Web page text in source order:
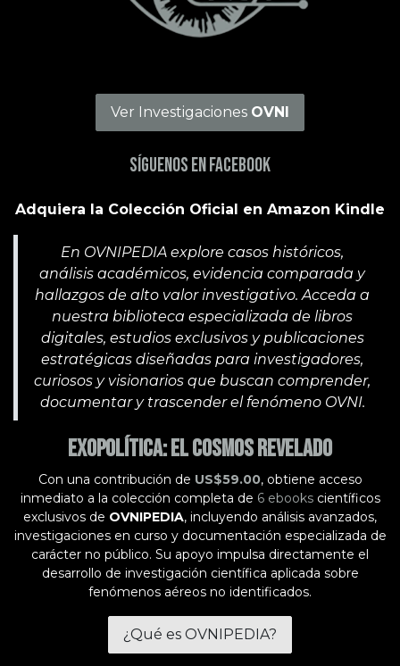
Ver Investigaciones OVNI
Síguenos en Facebook
Adquiera la Colección Oficial en Amazon Kindle
En OVNIPEDIA explore casos históricos,
análisis académicos, evidencia comparada y
hallazgos de alto valor investigativo. Acceda a
nuestra biblioteca especializada de libros
digitales, estudios exclusivos y publicaciones
estratégicas diseñadas para investigadores,
curiosos y visionarios que buscan comprender,
documentar y trascender el fenómeno OVNI.
Exopolítica: El Cosmos Revelado
Con una contribución de US$59.00, obtiene acceso
inmediato a la colección completa de 6 ebookscientíficos
exclusivos de OVNIPEDIA, incluyendo análisis avanzados,
investigaciones en curso y documentación especializada de
carácter no público. Su apoyo impulsa directamente el
desarrollo de investigación científica aplicada sobre
fenómenos aéreos no identificados.
¿Qué es OVNIPEDIA?